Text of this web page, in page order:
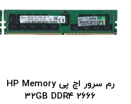
رم سرور اچ پی HP Memory
۳۲GB DDR۴ ۲۶۶۶